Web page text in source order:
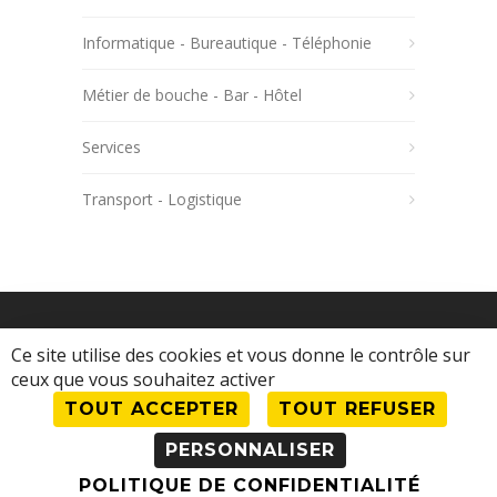
Informatique - Bureautique - Téléphonie
Métier de bouche - Bar - Hôtel
Services
Transport - Logistique
© 2023 Comité d'Action Économique •
Mentions légales•Se connecter en tant
qu'adhérent
Ce site utilise des cookies et vous donne le contrôle sur
ceux que vous souhaitez activer
TOUT ACCEPTER
TOUT REFUSER
PERSONNALISER
POLITIQUE DE CONFIDENTIALITÉ